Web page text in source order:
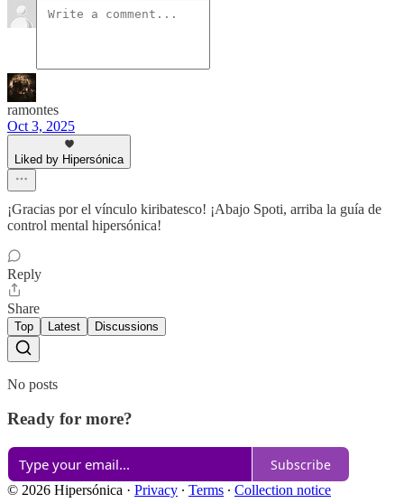
ramontes
Oct 3, 2025
Liked by Hipersónica
¡Gracias por el vínculo kiribatesco! ¡Abajo Spoti, arriba la guía de
control mental hipersónica!
Reply
Share
Top Latest Discussions
No posts
Ready for more?
Subscribe
© 2026 Hipersónica · Privacy ∙ Terms ∙ Collection notice